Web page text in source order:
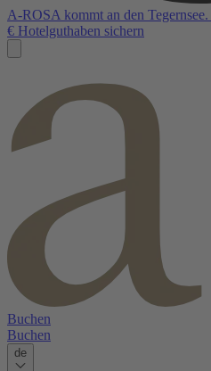
A-ROSA kommt an den
€ Hotelguthaben sichern
Buchen
Buchen
de